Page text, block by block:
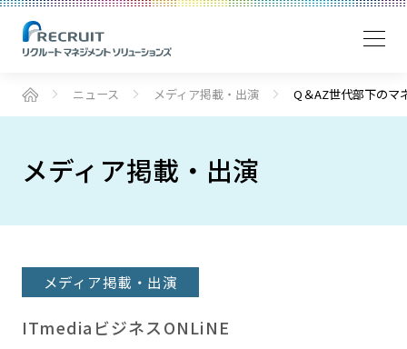
ニュース メディア掲載・出演 Q＆AZ世代部下のマ
メディア掲載・出演
メディア掲載・出演
ITmediaビジネスONLiNE